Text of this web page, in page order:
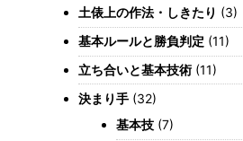
土俵上の作法・しきたり (3)
基本ルールと勝負判定 (11)
立ち合いと基本技術 (11)
決まり手 (32)
基本技 (7)